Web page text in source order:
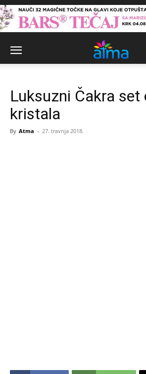
Luksuzni Čakra set
kristala
By Atma - 27. travnja 2018.